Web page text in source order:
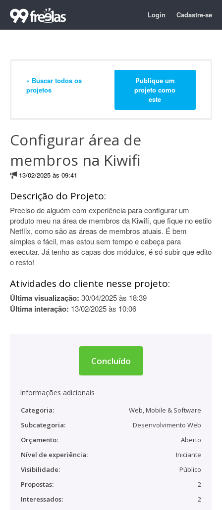
Login Cadastre-se
« Buscar todos os
projetos
Publique um
projeto como
este
Configurar área de
membros na Kiwifi
13/02/2025 às 09:41
Descrição do Projeto:
Preciso de alguém com experiência para configurar um
produto meu na área de membros da Kiwifi, que fique no estilo
Netflix, como são as áreas de membros atuais. É bem
simples e fácil, mas estou sem tempo e cabeça para
executar. Já tenho as capas dos módulos, é só subir que edito
o resto!
Atividades do cliente nesse projeto:
Última visualização: 30/04/2025 às 18:39
Última interação: 13/02/2025 às 10:06
Concluído
Informações adicionais
Categoria:
Web, Mobile & Software
Subcategoria:
Desenvolvimento Web
Orçamento:
Aberto
Nível de experiência:
Iniciante
Visibilidade:
Público
Propostas:
2
Interessados:
2